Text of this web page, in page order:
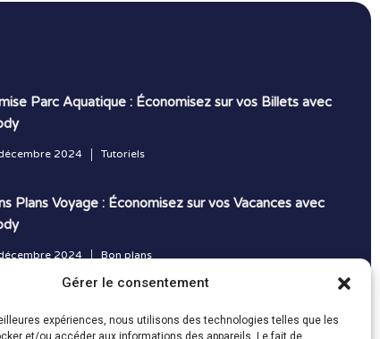
Gérer le consentement
expériences, nous utilisons des technologies telles que les
et/ou accéder aux informations des appareils. Le fait de
Parc Aquatique : Économisez sur vos Billets avec
2024 Tutoriels
Plans Voyage : Économisez sur vos Vacances avec
2024 Bon plans